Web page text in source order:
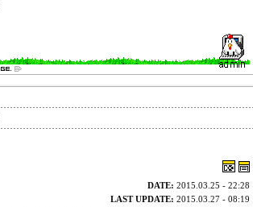
DATE: 2015.03.25 - 22:28
LAST UPDATE: 2015.03.27 - 08:19